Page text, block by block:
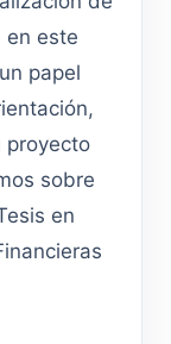
en este
papel
proyecto
sobre
en